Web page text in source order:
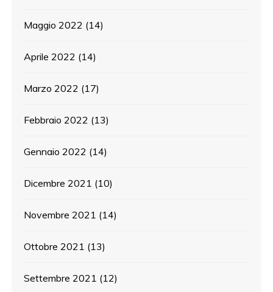
Maggio 2022 (14)
Aprile 2022 (14)
Marzo 2022 (17)
Febbraio 2022 (13)
Gennaio 2022 (14)
Dicembre 2021 (10)
Novembre 2021 (14)
Ottobre 2021 (13)
Settembre 2021 (12)